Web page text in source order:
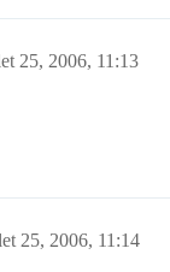
25, 2006, 11:13
25, 2006, 11:14